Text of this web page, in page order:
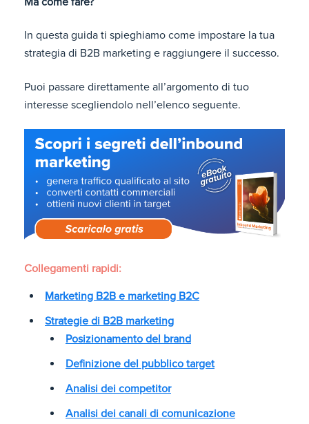
In questa guida ti spieghiamo come impostare la tua
strategia di B2B marketing e raggiungere il successo.
Puoi passare direttamente all’argomento di tuo
interesse scegliendolo nell’elenco seguente.
Collegamenti rapidi:
Marketing B2B e marketing B2C
Strategie di B2B marketing
Posizionamento del brand
Definizione del pubblico target
Analisi dei competitor
Analisi dei canali di comunicazione